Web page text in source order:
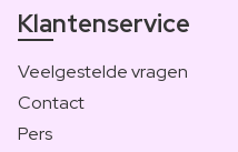
Klantenservice
Veelgestelde vragen
Contact
Pers